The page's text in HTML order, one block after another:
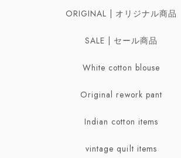
Bracelet | ブレスレット・バングル
Broach | ブローチ
ORIGINAL | オリジナル商品
SALE | セール商品
White cotton blouse
Original rework pant
Indian cotton items
vintage quilt items